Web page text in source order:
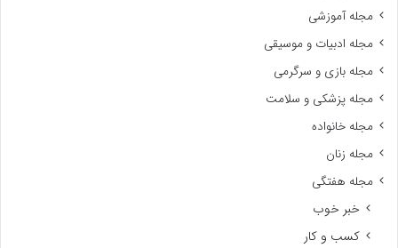
مجله آموزشی
مجله ادبیات و موسیقی
مجله بازی و سرگرمی
مجله پزشکی و سلامت
مجله خانواده
مجله زنان
مجله هفتگی
خبر خوب
کسب و کار